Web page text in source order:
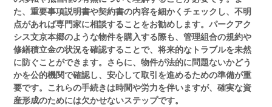
た、重要事項説明書や契約書の内容を細かくチェックし、不明
点があれば専門家に相談することをお勧めします。パークアク
シス文京本郷のような物件を購入する際も、管理組合の規約や
修繕積立金の状況を確認することで、将来的なトラブルを未然
に防ぐことができます。さらに、物件が法的に問題ないかどう
かを公的機関で確認し、安心して取引を進めるための準備が重
要です。これらの手続きは時間や労力を伴いますが、確実な資
産形成のためには欠かせないステップです。